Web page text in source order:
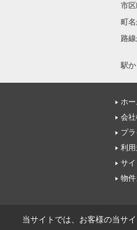
市
町
路
駅
ホー
会
プ
利
サ
物
当サイトでは、お客様の当サ